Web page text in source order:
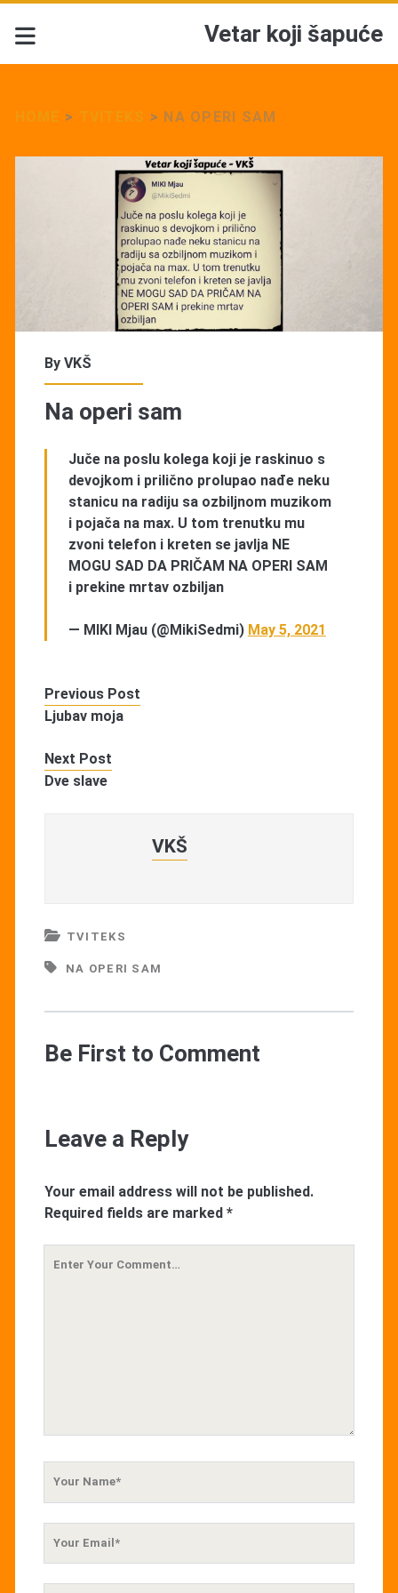
Vetar koji šapuće
> > NA OPERI SAM
By VKŠ
Na operi sam
Juče na poslu kolega koji je raskinuo s
devojkom i prilično prolupao nađe neku
stanicu na radiju sa ozbiljnom muzikom
i pojača na max. U tom trenutku mu
zvoni telefon i kreten se javlja NE
MOGU SAD DA PRIČAM NA OPERI SAM
i prekine mrtav ozbiljan
— MIKI Mjau (@MikiSedmi) May 5, 2021
Previous Post
Ljubav moja
Next Post
Dve slave
VKŠ
TVITEKS
NA OPERI SAM
Be First to Comment
Leave a Reply
Your email address will not be published.
Required fields are marked *